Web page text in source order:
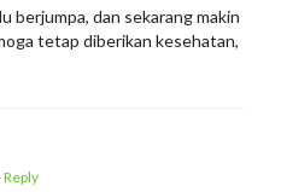
berjumpa, dan sekarang makin
tetap diberikan kesehatan,
Reply